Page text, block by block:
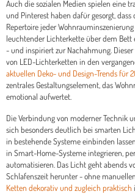
Auch die sozialen Medien spielen eine
und Pinterest haben dafür gesorgt,
Repertoire jeder
leuchtender Lichterkette über dem
- und inspiriert zur Nachahmung.
von LED-Lichterketten in den
aktuellen Deko- und Design-Trends für
zentrales Gestaltungselement, das
emotional aufwertet.
Die Verbindung von moderner Technik
sich besonders deutlich bei smarten
in bestehende Systeme einbinden
in Smart-Home-Systeme integrieren,
automatisieren. Das Licht geht abends
Schlafenszeit herunter - ohne
Ketten dekorativ und zugleich praktisch